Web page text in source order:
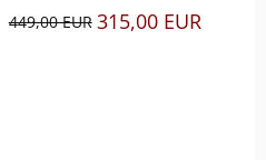
449,00 EUR 315,00 EUR